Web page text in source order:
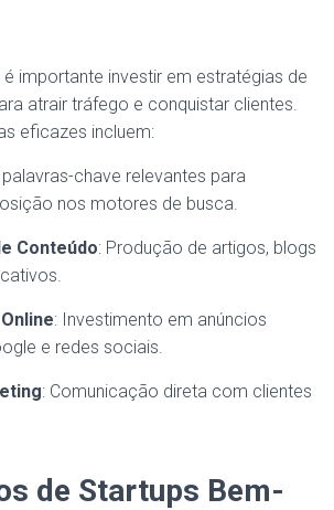
importante investir em estratégias de
atrair tráfego e conquistar clientes.
eficazes incluem:
palavras-chave relevantes para
nos motores de busca.
Conteúdo: Produção de artigos, blogs
: Investimento em anúncios
e redes sociais.
: Comunicação direta com clientes
de Startups Bem-